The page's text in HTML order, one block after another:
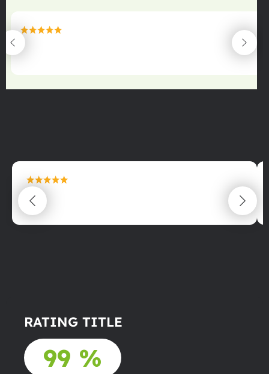
maximální spokojenost
22.06.2025
maximální spokojenost
22.06.2025
RATING TITLE
99 %